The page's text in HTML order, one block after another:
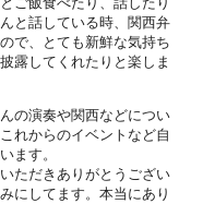
と話している時、関西弁
で、とても新鮮な気持ち
露してくれたりと楽しま
の演奏や関西などについ
れからのイベントなど自
ます。
ただきありがとうござい
にしてます。本当にあり